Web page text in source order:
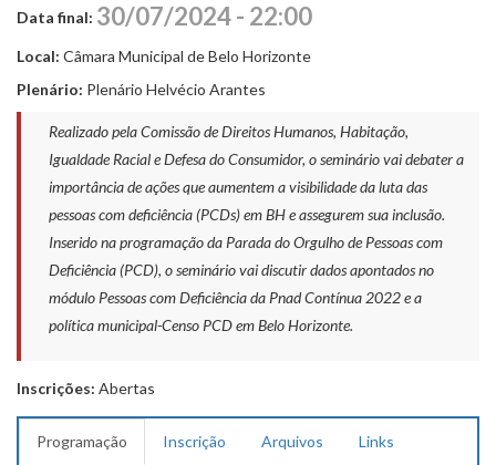
Data final: 30/07/2024 - 22:00
Local: Câmara Municipal de Belo Horizonte
Plenário: Plenário Helvécio Arantes
Realizado pela Comissão de Direitos Humanos, Habitação,
Igualdade Racial e Defesa do Consumidor, o seminário vai debater a
importância de ações que aumentem a visibilidade da luta das
pessoas com deficiência (PCDs) em BH e assegurem sua inclusão.
Inserido na programação da Parada do Orgulho de Pessoas com
Deficiência (PCD), o seminário vai discutir dados apontados no
módulo Pessoas com Deficiência da Pnad Contínua 2022 e a
política municipal-Censo PCD em Belo Horizonte.
Inscrições: Abertas
Programação Inscrição Arquivos Links